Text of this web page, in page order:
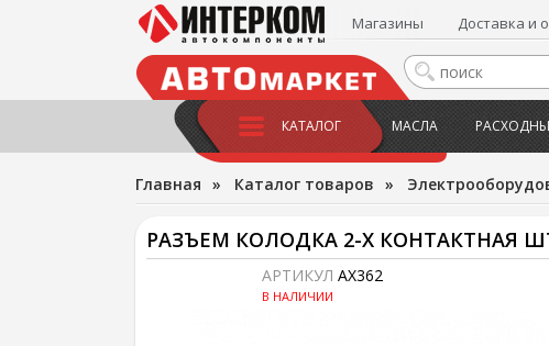
Магазины Доставка и
КАТАЛОГ МАСЛА
Главная » Каталог товаров »
РАЗЪЕМ КОЛОДКА 2-Х КОНТАКТНАЯ
АРТИКУЛ AX362
В НАЛИЧИИ